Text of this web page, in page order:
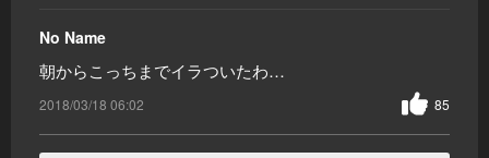
No Name
朝からこっちまでイラついたわ…
2018/03/18 06:02 85